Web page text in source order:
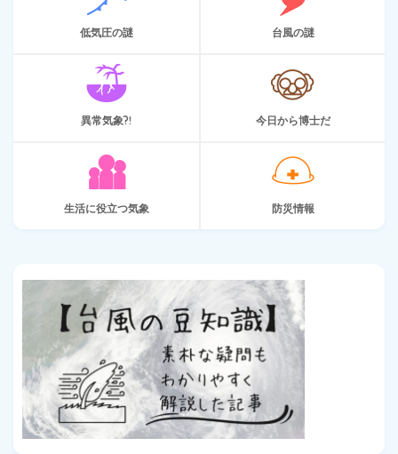
低気圧の謎 台風の謎
異常気象?! 今日から博士だ
生活に役立つ気象 防災情報